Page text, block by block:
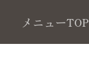
メニューTOP